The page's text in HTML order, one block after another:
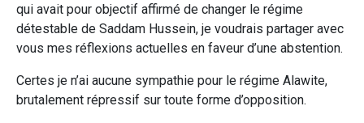
qui avait pour objectif affirmé de changer le régime
détestable de Saddam Hussein, je voudrais partager avec
vous mes réflexions actuelles en faveur d’une abstention.
Certes je n’ai aucune sympathie pour le régime Alawite,
brutalement répressif sur toute forme d’opposition.